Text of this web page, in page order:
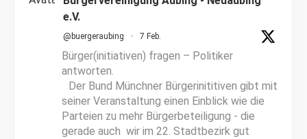
e.V.
@buergeraubing · 7 Feb.
Bürger(initiativen) fragen – Politiker
antworten.
Der Bund Münchner Bürgerinititiven gibt mit
seiner Veranstaltung einen Einblick wie die
Parteien zu mehr Bürgerbeteiligung - die
gerade auch wir im 22. Stadtbezirk gut